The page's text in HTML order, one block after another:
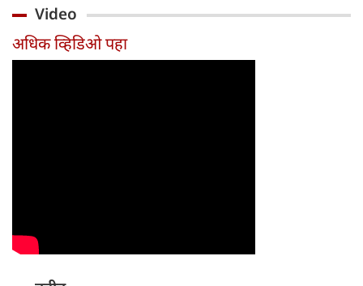
जाणून घ्या
संपतील आणि शुभ
दिवसांची सुरुवात
होईल
तुम्हाला ठाऊक
Video
अधिक व्हिडिओ पहा